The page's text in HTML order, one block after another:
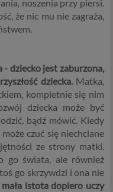
noszenia przy piersi.
że nic mu nie zagraża,
dziecko jest zaburzona,
dziecka. Matka,
kompletnie się nim
dziecka może być
bądź mówić. Kiedy
czuć się niechciane
ze strony matki.
go świata, ale również
go skrzywdzi i ona nie
istota dopiero uczy